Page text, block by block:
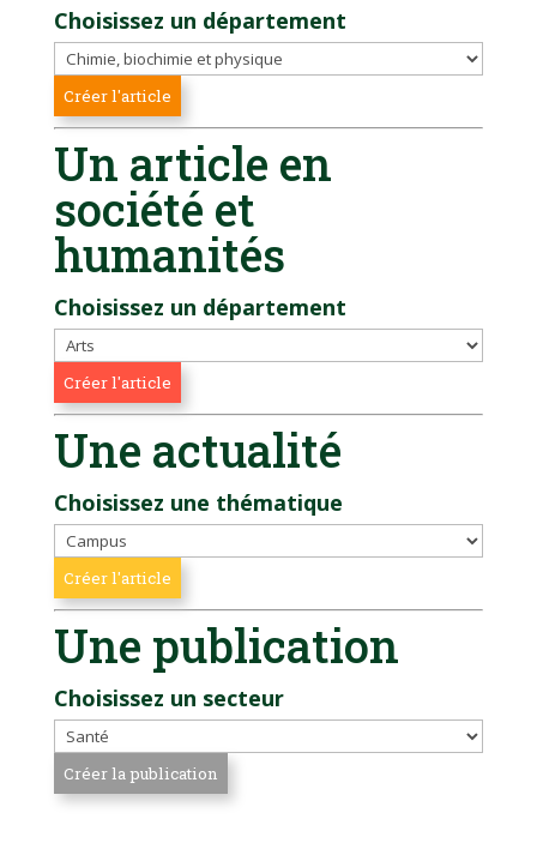
Choisissez un département
Un article en
société et
humanités
Choisissez un département
Une actualité
Choisissez une thématique
Une publication
Choisissez un secteur